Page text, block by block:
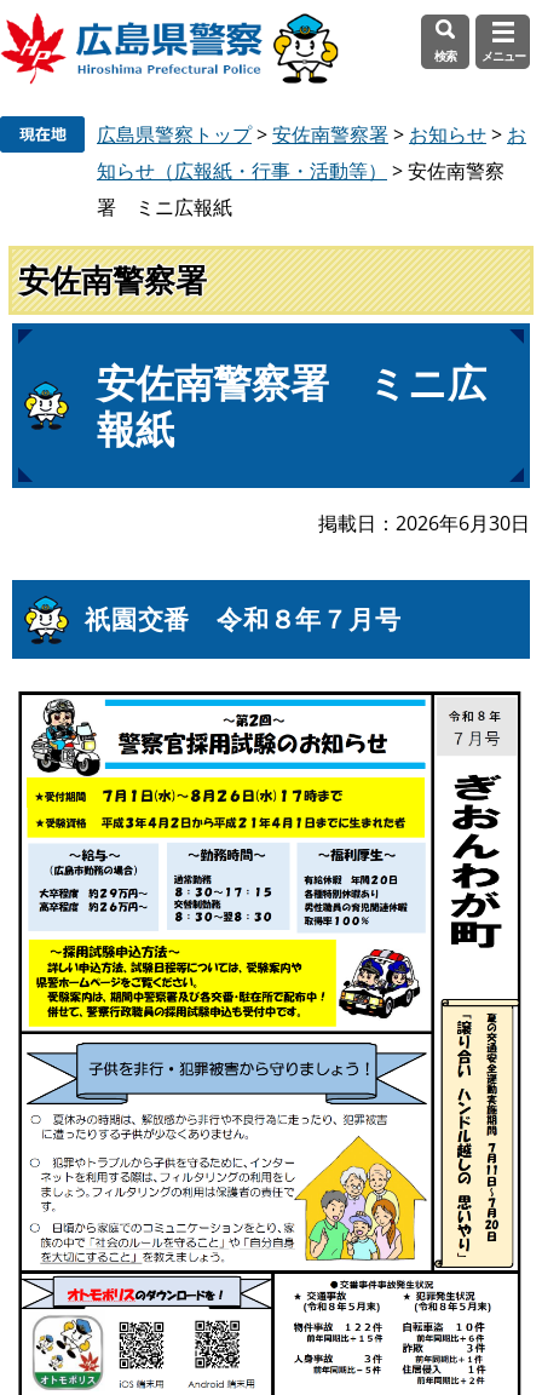
頭
で
す
。
飛
ば
し
て
検索 メニュー
広島県警察トップ>安佐南警察署> お知らせ> お
知らせ（広報紙・行事・活動等）
>安佐南警察
署 ミニ広報紙
安佐南警察署
文
安佐南警察署 ミニ広
報紙
掲載日 2026年6月30日
祇園交番 令和８年７月号